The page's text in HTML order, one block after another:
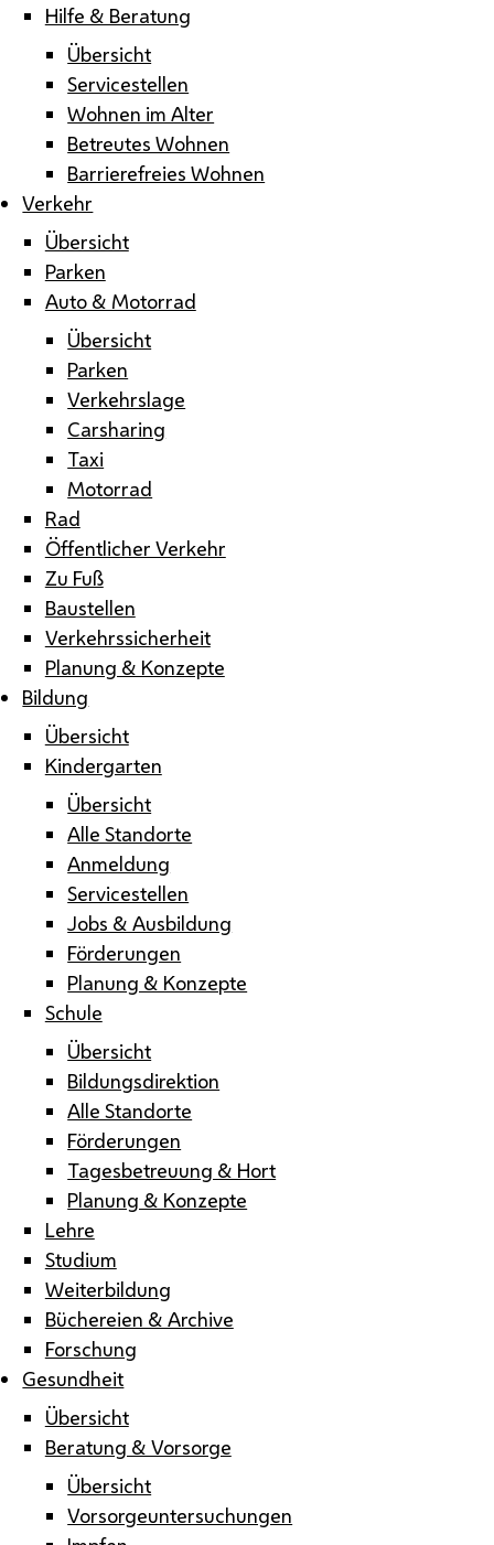
Hilfe & Beratung
Übersicht
Servicestellen
Wohnen im Alter
Betreutes Wohnen
Barrierefreies Wohnen
Verkehr
Übersicht
Parken
Auto & Motorrad
Übersicht
Parken
Verkehrslage
Carsharing
Taxi
Motorrad
Rad
Öffentlicher Verkehr
Zu Fuß
Baustellen
Verkehrssicherheit
Planung & Konzepte
Bildung
Übersicht
Kindergarten
Übersicht
Alle Standorte
Anmeldung
Servicestellen
Jobs & Ausbildung
Förderungen
Planung & Konzepte
Schule
Übersicht
Bildungsdirektion
Alle Standorte
Förderungen
Tagesbetreuung & Hort
Planung & Konzepte
Lehre
Studium
Weiterbildung
Büchereien & Archive
Forschung
Gesundheit
Übersicht
Beratung & Vorsorge
Übersicht
Vorsorgeuntersuchungen